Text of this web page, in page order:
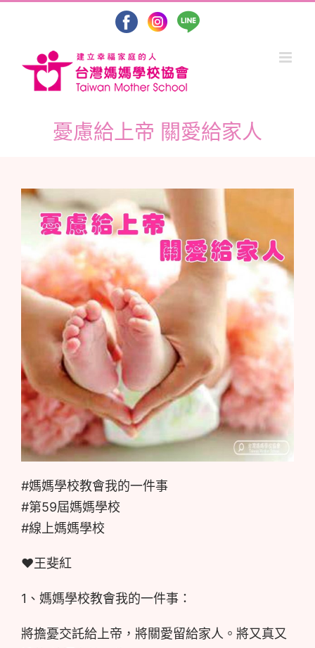
content
憂慮給上帝 關愛給家人
#媽媽學校教會我的一件事
#第59屆媽媽學校
#線上媽媽學校
❤️王斐紅
1、媽媽學校教會我的一件事：
將擔憂交託給上帝，將關愛留給家人。將又真又